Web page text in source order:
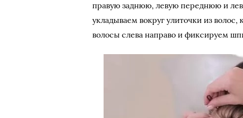
правую заднюю, левую переднюю и
укладываем вокруг улиточки из
волосы слева направо и фиксируем